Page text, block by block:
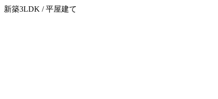
新築3LDK / 平屋建て